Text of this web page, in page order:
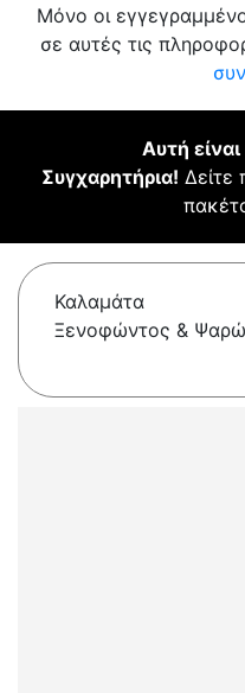
Μόνο οι
σε αυτές τις
Αυτή
Συγχαρητήρια! Δείτε
Καλαμάτα
Ξενοφώντος &